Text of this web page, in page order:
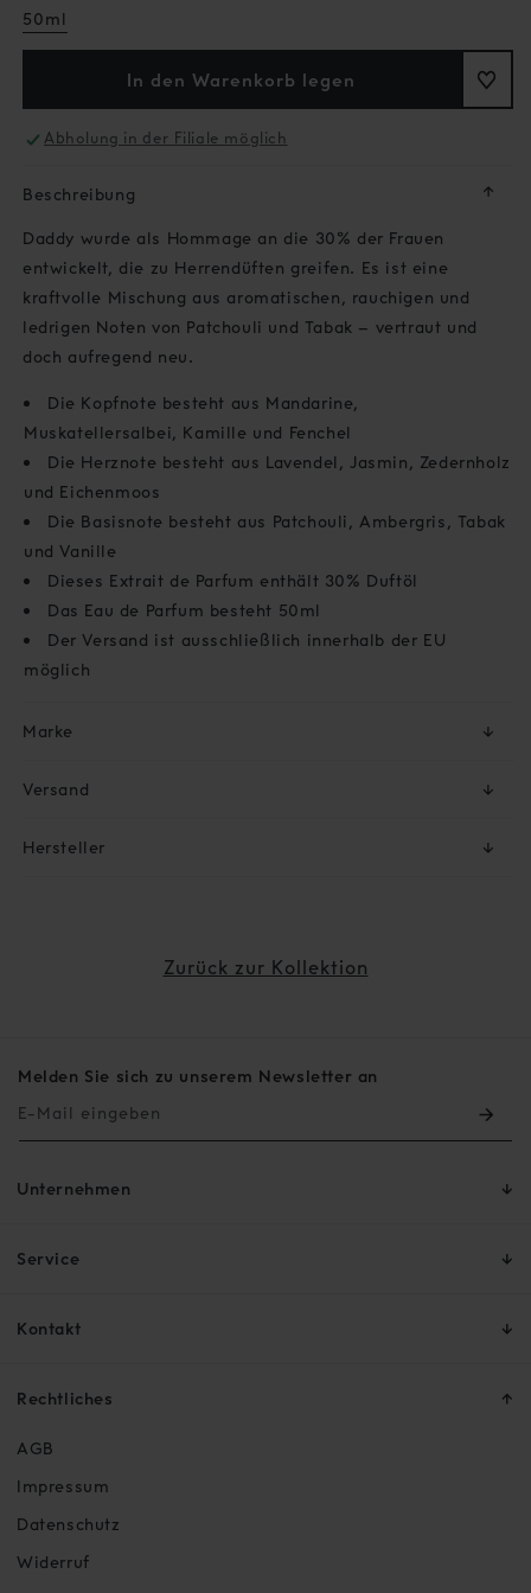
50ml
In den Warenkorb legen
Abholung in der Filiale möglich
Beschreibung ↓
Daddy wurde als Hommage an die 30% der Frauen
entwickelt, die zu Herrendüften greifen. Es ist eine
kraftvolle Mischung aus aromatischen, rauchigen und
ledrigen Noten von Patchouli und Tabak – vertraut und
doch aufregend neu.
Die Kopfnote besteht aus Mandarine,
Muskatellersalbei, Kamille und Fenchel
Die Herznote besteht aus Lavendel, Jasmin, Zedernholz
und Eichenmoos
Die Basisnote besteht aus Patchouli, Ambergris, Tabak
und Vanille
Dieses Extrait de Parfum enthält 30% Duftöl
Das Eau de Parfum besteht 50ml
Der Versand ist ausschließlich innerhalb der EU
möglich
Marke ↓
Versand ↓
Hersteller ↓
Zurück zur Kollektion
Unternehmen
Service
Kontakt
Rechtliches
AGB
Impressum
Datenschutz
Widerruf
Melden Sie sich zu unserem Newsletter an
E-Mail eingeben